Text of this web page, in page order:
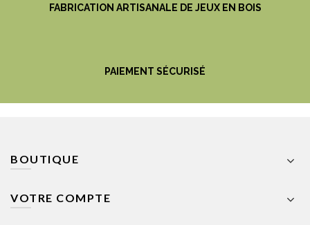
FABRICATION ARTISANALE DE JEUX EN BOIS
PAIEMENT SÉCURISÉ
BOUTIQUE
VOTRE COMPTE